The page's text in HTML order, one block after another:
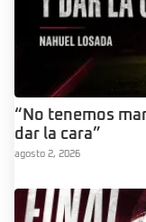
“No tenemos
dar la cara”
agosto 2, 2026